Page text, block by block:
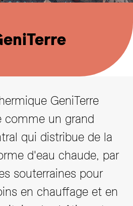
GeniTerre
comme un grand
qui distribue de la
d'eau chaude, par
souterraines pour
en chauffage et en